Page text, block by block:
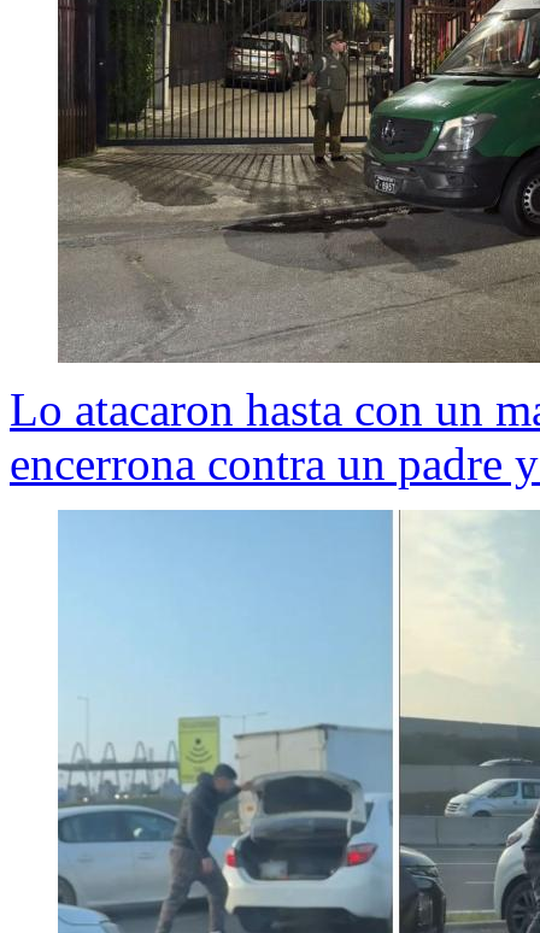
Lo atacaron hasta con un
encerrona contra un padre